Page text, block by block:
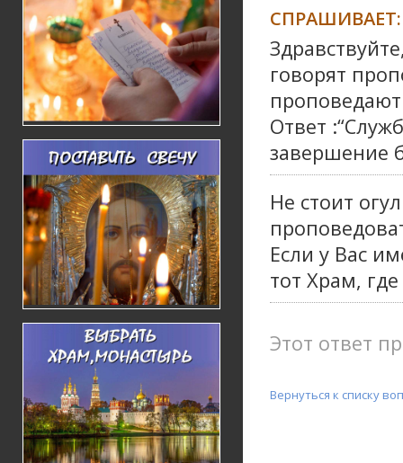
СПРАШИВАЕТ:
говорят
Ответ
завершение
Не стоит
Если у Вас
тот Храм,
Этот ответ
Вернуться к списку